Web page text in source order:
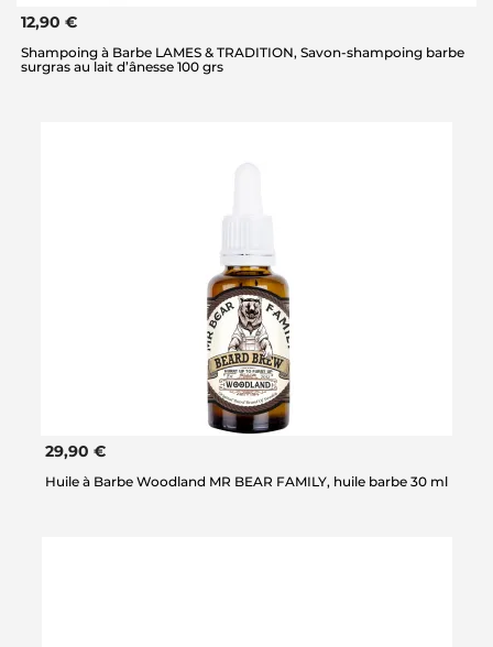
12,90 €
Shampoing à Barbe LAMES & TRADITION, Savon-shampoing barbe
surgras au lait d’ânesse 100 grs
29,90 €
Huile à Barbe Woodland MR BEAR FAMILY, huile barbe 30 ml